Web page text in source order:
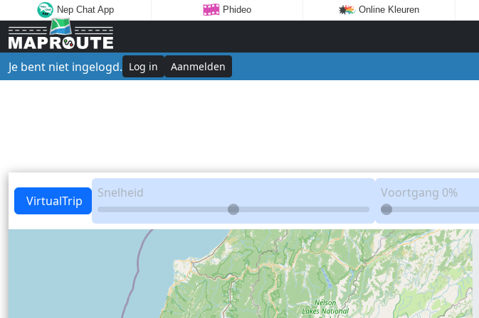
Nep Chat App Phideo Online Kleuren
Je bent niet ingelogd. Log in Aanmelden
VirtualTrip
Snelheid Voortgang 0%